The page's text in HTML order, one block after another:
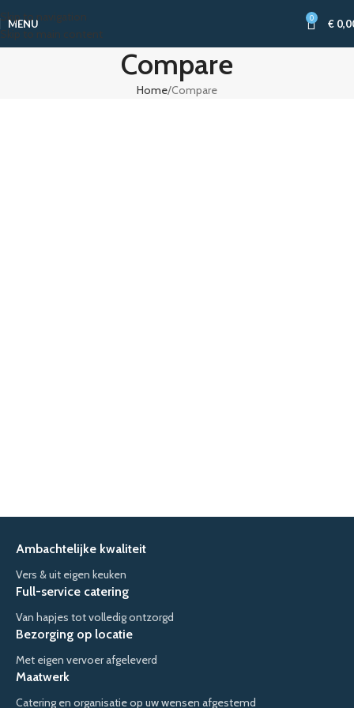
Skip to navigation
Skip to main content
MENU 0 €
Compare
Home Compare
Ambachtelijke kwaliteit
Vers & uit eigen keuken
Full-service catering
Van hapjes tot volledig ontzorgd
Bezorging op locatie
Met eigen vervoer afgeleverd
Maatwerk
Catering en organisatie op uw wensen afgestemd